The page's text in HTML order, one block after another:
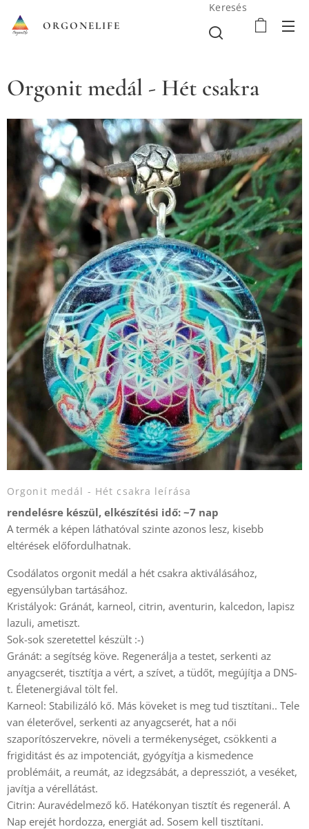
ORGONELIFE
Keresés
Orgonit medál - Hét csakra
Orgonit medál - Hét csakra leírása
rendelésre készül, elkészítési idő: ~7 nap
A termék a képen láthatóval szinte azonos lesz, kisebb
eltérések előfordulhatnak.
Csodálatos orgonit medál a hét csakra aktiválásához,
egyensúlyban tartásához.
Kristályok: Gránát, karneol, citrin, aventurin, kalcedon, lapisz
lazuli, ametiszt.
Sok-sok szeretettel készült :-)
Gránát: a segítség köve. Regenerálja a testet, serkenti az
anyagcserét, tisztítja a vért, a szívet, a tüdőt, megújítja a DNS-
t. Életenergiával tölt fel.
Karneol: Stabilizáló kő. Más köveket is meg tud tisztítani.. Tele
van életerővel, serkenti az anyagcserét, hat a női
szaporítószervekre, növeli a termékenységet, csökkenti a
frigiditást és az impotenciát, gyógyítja a kismedence
problémáit, a reumát, az idegzsábát, a depressziót, a veséket,
javítja a vérellátást.
Citrin: Auravédelmező kő. Hatékonyan tisztít és regenerál. A
Nap erejét hordozza, energiát ad. Sosem kell tisztítani.